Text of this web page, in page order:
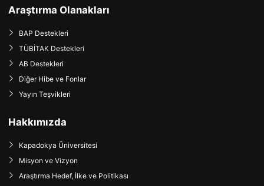
Araştırma Olanakları
BAP Destekleri
TÜBİTAK Destekleri
AB Destekleri
Diğer Hibe ve Fonlar
Yayın Teşvikleri
Hakkımızda
Kapadokya Üniversitesi
Misyon ve Vizyon
Araştırma Hedef, İlke ve Politikası